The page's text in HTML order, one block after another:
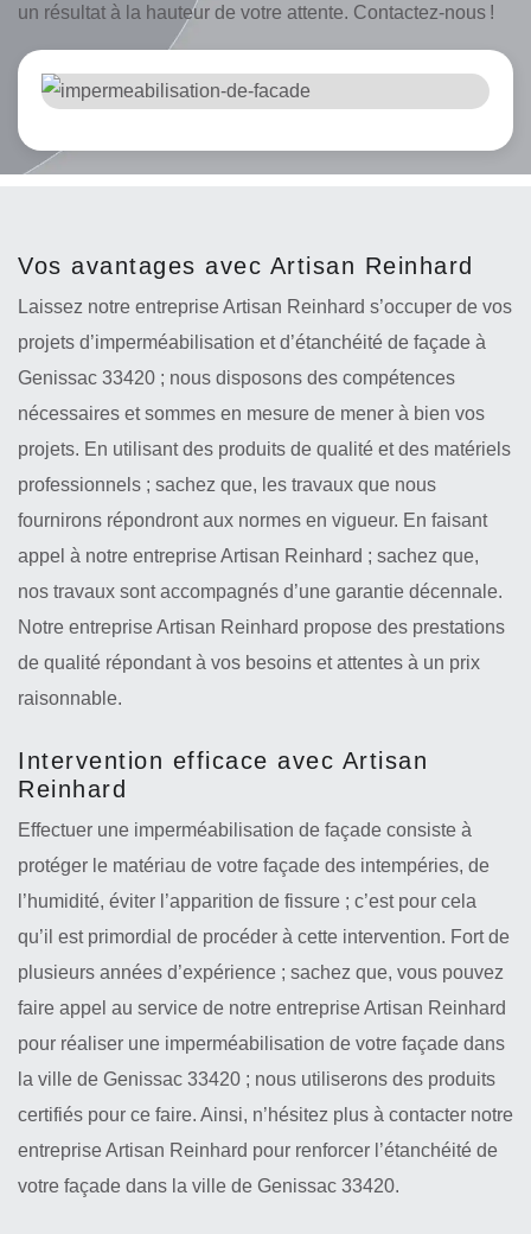
un résultat à la hauteur de votre attente. Contactez-nous !
Vos avantages avec Artisan Reinhard
Laissez notre entreprise Artisan Reinhard s’occuper de vos
projets d’imperméabilisation et d’étanchéité de façade à
Genissac 33420 ; nous disposons des compétences
nécessaires et sommes en mesure de mener à bien vos
projets. En utilisant des produits de qualité et des matériels
professionnels ; sachez que, les travaux que nous
fournirons répondront aux normes en vigueur. En faisant
appel à notre entreprise Artisan Reinhard ; sachez que,
nos travaux sont accompagnés d’une garantie décennale.
Notre entreprise Artisan Reinhard propose des prestations
de qualité répondant à vos besoins et attentes à un prix
raisonnable.
Intervention efficace avec Artisan
Reinhard
Effectuer une imperméabilisation de façade consiste à
protéger le matériau de votre façade des intempéries, de
l’humidité, éviter l’apparition de fissure ; c’est pour cela
qu’il est primordial de procéder à cette intervention. Fort de
plusieurs années d’expérience ; sachez que, vous pouvez
faire appel au service de notre entreprise Artisan Reinhard
pour réaliser une imperméabilisation de votre façade dans
la ville de Genissac 33420 ; nous utiliserons des produits
certifiés pour ce faire. Ainsi, n’hésitez plus à contacter notre
entreprise Artisan Reinhard pour renforcer l’étanchéité de
votre façade dans la ville de Genissac 33420.